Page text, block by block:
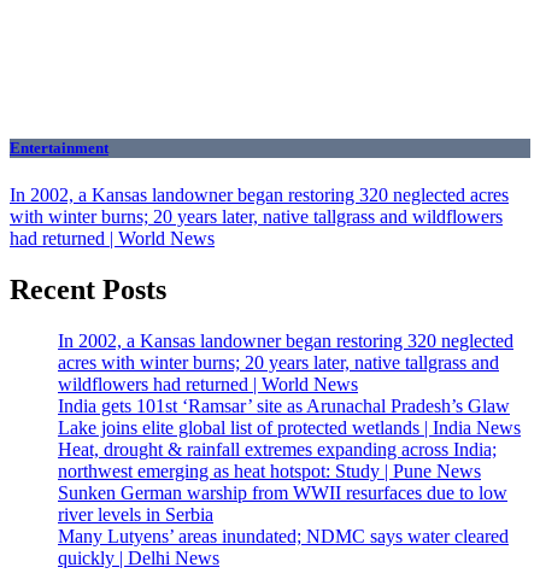
Entertainment
In 2002, a Kansas landowner began restoring 320 neglected acres
with winter burns; 20 years later, native tallgrass and wildflowers
had returned | World News
Recent Posts
In 2002, a Kansas landowner began restoring 320 neglected
acres with winter burns; 20 years later, native tallgrass and
wildflowers had returned | World News
India gets 101st ‘Ramsar’ site as Arunachal Pradesh’s Glaw
Lake joins elite global list of protected wetlands | India News
Heat, drought & rainfall extremes expanding across India;
northwest emerging as heat hotspot: Study | Pune News
Sunken German warship from WWII resurfaces due to low
river levels in Serbia
Many Lutyens’ areas inundated; NDMC says water cleared
quickly | Delhi News